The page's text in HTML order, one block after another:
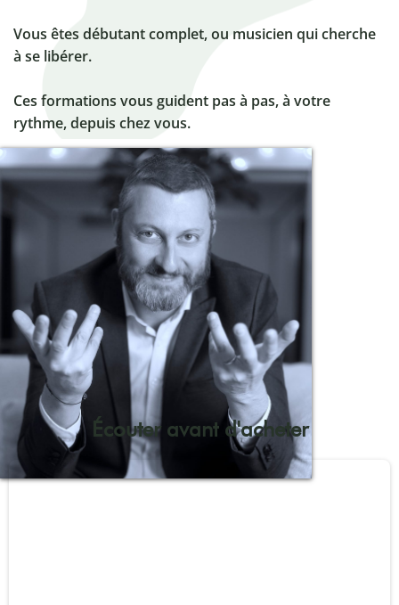
Vous êtes débutant complet, ou musicien qui cherche
à se libérer.
Ces formations vous guident pas à pas, à votre
rythme, depuis chez vous.
Écouter avant d'acheter